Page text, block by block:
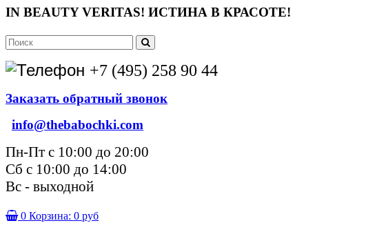
IN BEAUTY VERITAS! ИСТИНА В КРАСОТЕ!
+7 (495) 258 90 44
Заказать обратный звонок
info@thebabochki.com
Пн-Пт с 10:00 до 20:00
Сб с 10:00 до 14:00
Вс - выходной
0 Корзина: 0 руб